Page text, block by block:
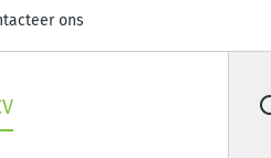
ons
Zoek